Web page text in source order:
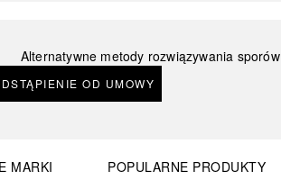
Alternatywne metody rozwiązywania sporów
OD UMOWY
MARKI
POPULARNE PRODUKTY